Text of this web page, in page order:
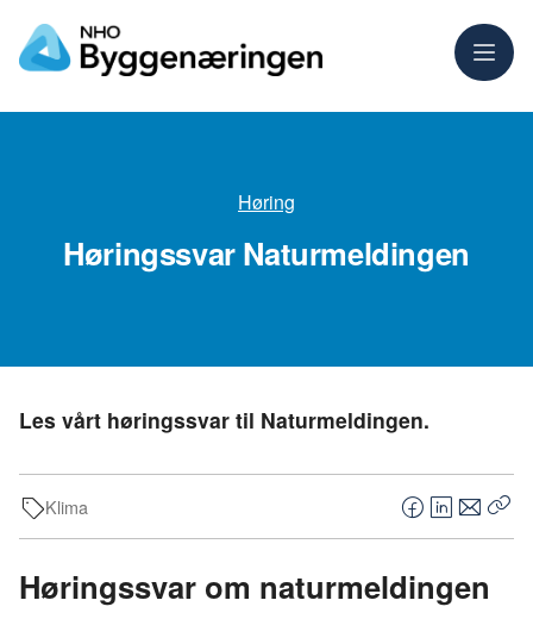
Meny
Høring
Høringssvar Naturmeldingen
Les vårt høringssvar til Naturmeldingen.
Klima
F
a
c
e
L
i
n
k
E
-
p
o
Høringssvar om naturmeldingen